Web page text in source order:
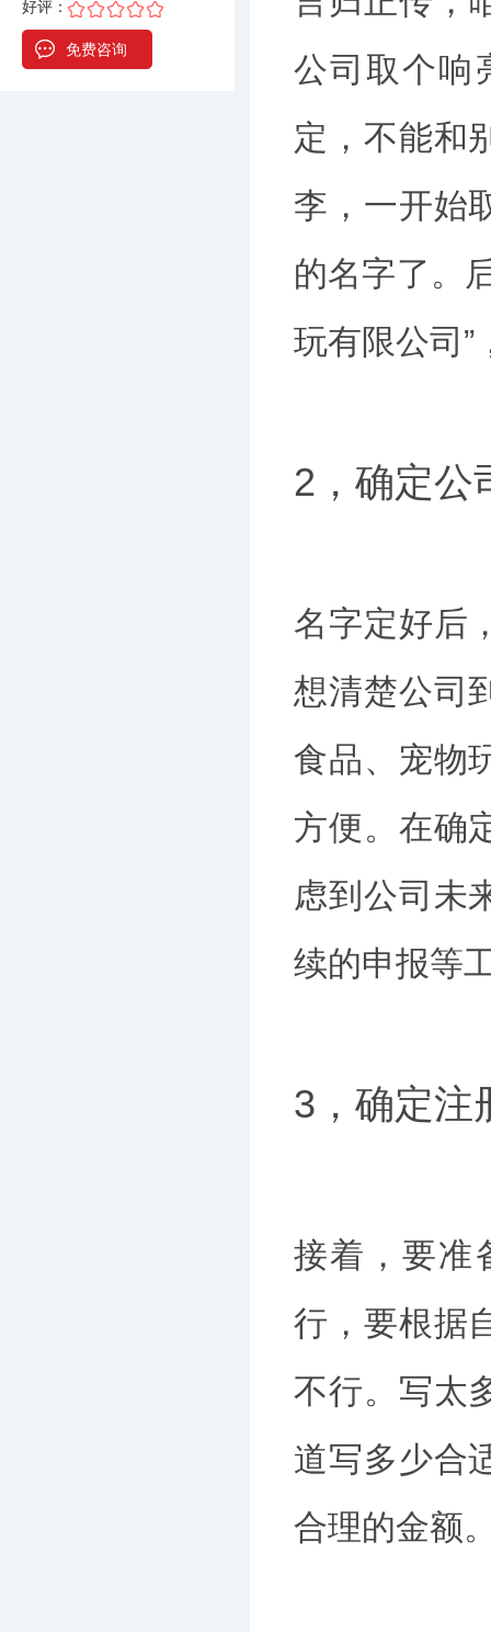
好评：
免费咨询
公司取个响
定，不能和
李，一开始
的名字了。
玩有限公司”
2，确定公
名字定好后
想清楚公司
食品、宠物
方便。在确
虑到公司未
续的申报等
3，确定注
接着，要准
行，要根据
不行。写太
道写多少合
合理的金额